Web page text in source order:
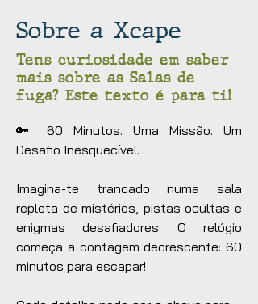
Sobre a Xcape
Tens curiosidade em saber
mais sobre as Salas de
fuga? Este texto é para ti!
🔑 60 Minutos. Uma Missão. Um
Desafio Inesquecível.
Imagina-te trancado numa sala
repleta de mistérios, pistas ocultas e
enigmas desafiadores. O relógio
começa a contagem decrescente: 60
minutos para escapar!